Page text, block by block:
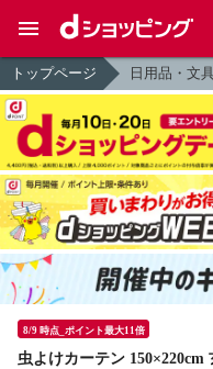
トップページ 日用品・文
8/9 時点_ポイント最大11倍
虫よけカーテン